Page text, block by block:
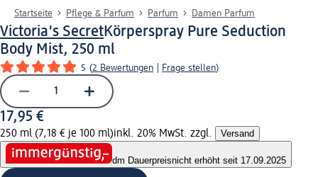
Startseite Pflege & Parfum Parfum Damen Parfum
Victoria's SecretKörperspray Pure Seduction
Body Mist, 250 ml
5 (2 Bewertungen Frage stellen)
17,95 €
250 ml (7,18 € je 100 ml)inkl. 20% MwSt. zzgl. Versand
dm Dauerpreisnicht erhöht seit 17.09.2025